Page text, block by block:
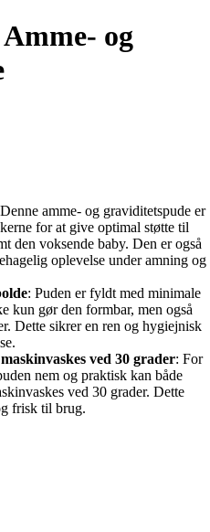
og
amme- og graviditetspude er
for at give optimal støtte til
den voksende baby. Den er også
oplevelse under amning og
: Puden er fyldt med minimale
kun gør den formbar, men også
Dette sikrer en ren og hygiejnisk
ved 30 grader: For
nem og praktisk kan både
ved 30 grader. Dette
frisk til brug.